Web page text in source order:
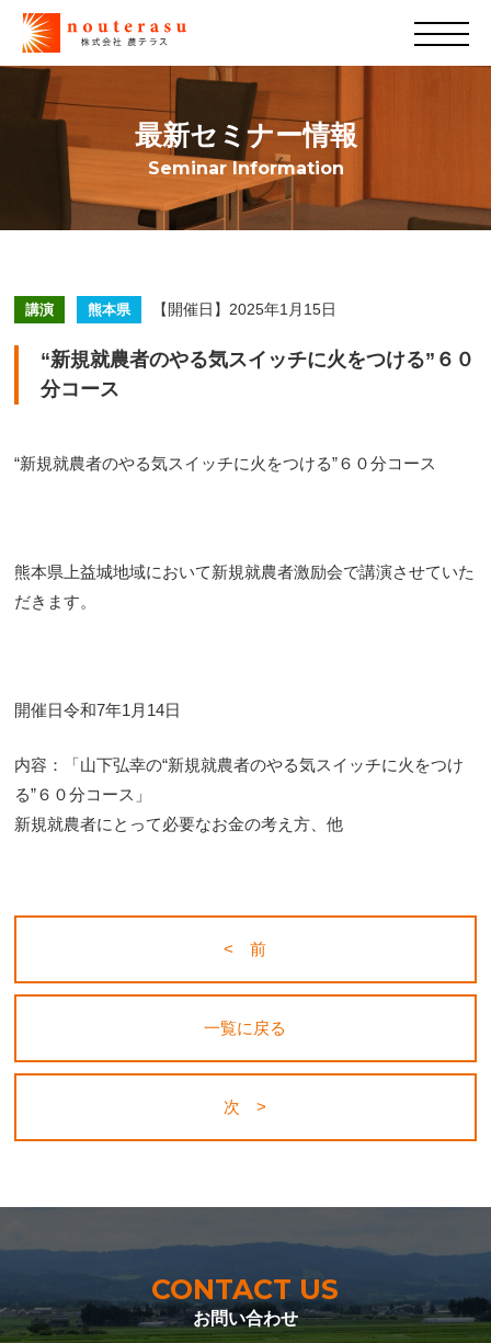
最新セミナー情報
Seminar Information
講演 熊本県 【開催日】2025年1月15日
“新規就農者のやる気スイッチに火をつける”６０
分コース
“新規就農者のやる気スイッチに火をつける”６０分コース
熊本県上益城地域において新規就農者激励会で講演させていた
だきます。
開催日令和7年1月14日
内容：「山下弘幸の“新規就農者のやる気スイッチに火をつけ
る”６０分コース」
新規就農者にとって必要なお金の考え方、他
< 前
一覧に戻る
次 >
CONTACT US
お問い合わせ